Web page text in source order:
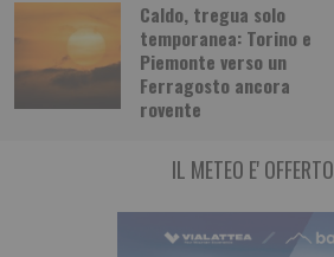
Caldo, tregua solo
temporanea: Torino e
Piemonte verso un
Ferragosto ancora
rovente
Iren Ambiente acquista il 66% di
Iren Ambiente consolida il posizionamento
acquistando il 66% di ETAmbiente società attiva
IL METEO E'